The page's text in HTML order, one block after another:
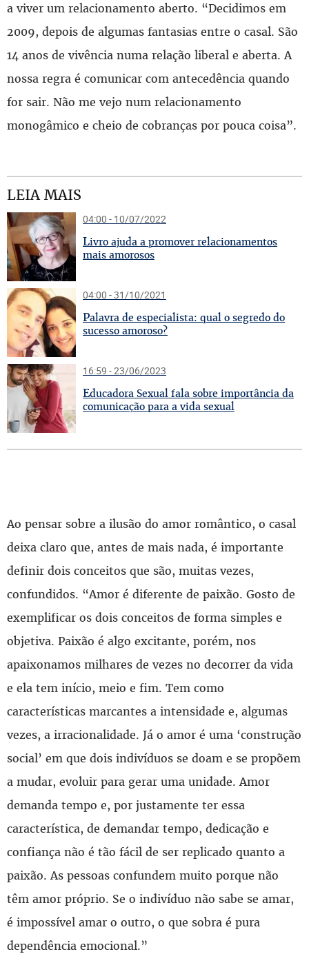
a viver um relacionamento aberto. “Decidimos em
2009, depois de algumas fantasias entre o casal. São
14 anos de vivência numa relação liberal e aberta. A
nossa regra é comunicar com antecedência quando
for sair. Não me vejo num relacionamento
monogâmico e cheio de cobranças por pouca coisa”.
LEIA MAIS
04:00 - 10/07/2022
Livro ajuda a promover relacionamentos
mais amorosos
04:00 - 31/10/2021
Palavra de especialista: qual o segredo do
sucesso amoroso?
16:59 - 23/06/2023
Educadora Sexual fala sobre importância da
comunicação para a vida sexual
Ao pensar sobre a ilusão do amor romântico, o casal
deixa claro que, antes de mais nada, é importante
definir dois conceitos que são, muitas vezes,
confundidos. “Amor é diferente de paixão. Gosto de
exemplificar os dois conceitos de forma simples e
objetiva. Paixão é algo excitante, porém, nos
apaixonamos milhares de vezes no decorrer da vida
e ela tem início, meio e fim. Tem como
características marcantes a intensidade e, algumas
vezes, a irracionalidade. Já o amor é uma ‘construção
social’ em que dois indivíduos se doam e se propõem
a mudar, evoluir para gerar uma unidade. Amor
demanda tempo e, por justamente ter essa
característica, de demandar tempo, dedicação e
confiança não é tão fácil de ser replicado quanto a
paixão. As pessoas confundem muito porque não
têm amor próprio. Se o indivíduo não sabe se amar,
é impossível amar o outro, o que sobra é pura
dependência emocional.”